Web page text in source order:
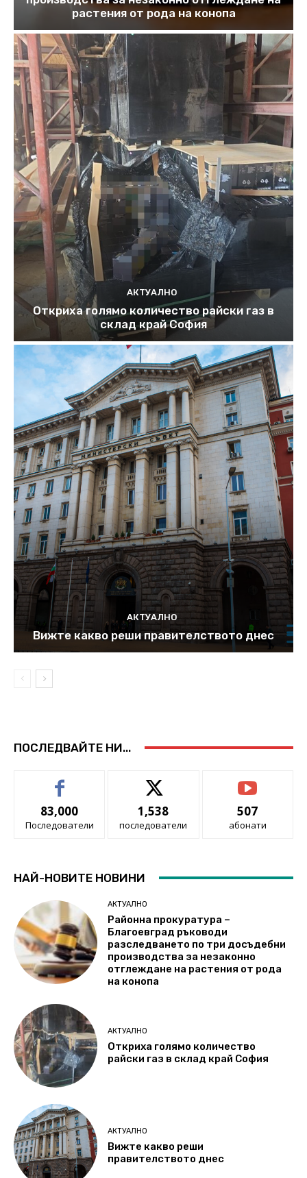
растения от рода на конопа
АКТУАЛНО
Откриха голямо количество райски газ в
склад край София
АКТУАЛНО
Вижте какво реши правителството днес
ПОСЛЕДВАЙТЕ НИ...
83,000
Последователи
1,538
последователи
507
абонати
НАЙ-НОВИТЕ НОВИНИ
АКТУАЛНО
Районна прокуратура –
Благоевград ръководи
разследването по три досъдебни
производства за незаконно
отглеждане на растения от рода
на конопа
АКТУАЛНО
Откриха голямо количество
райски газ в склад край София
АКТУАЛНО
Вижте какво реши
правителството днес